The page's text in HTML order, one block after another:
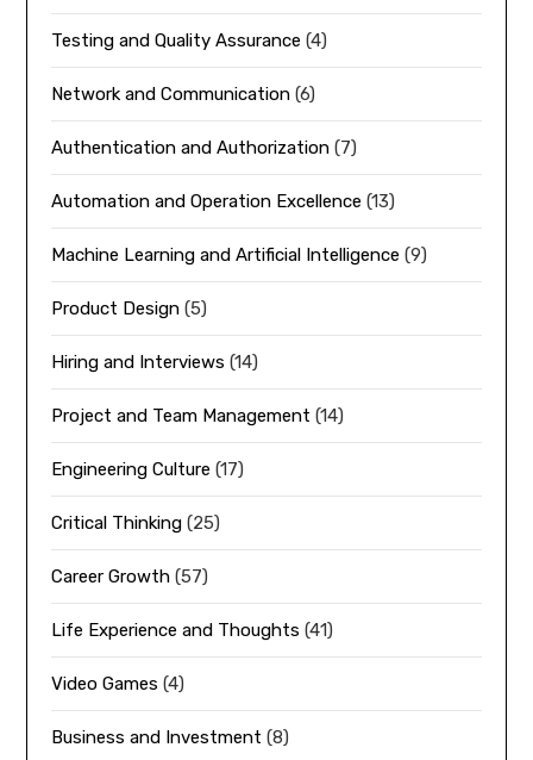
Testing and Quality Assurance (4)
Network and Communication (6)
Authentication and Authorization (7)
Automation and Operation Excellence (13)
Machine Learning and Artificial Intelligence (9)
Product Design (5)
Hiring and Interviews (14)
Project and Team Management (14)
Engineering Culture (17)
Critical Thinking (25)
Career Growth (57)
Life Experience and Thoughts (41)
Video Games (4)
Business and Investment (8)